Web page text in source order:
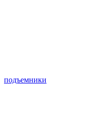
подъемники